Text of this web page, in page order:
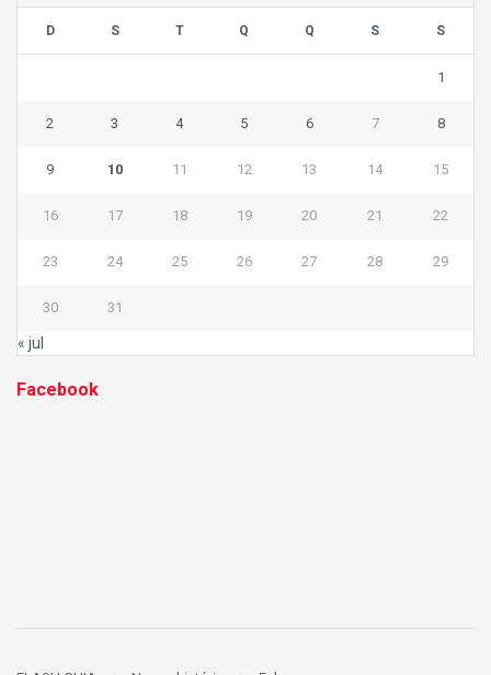
D S T Q Q S S
1
2 3 4 5 6 7 8
9 10 11 12 13 14 15
16 17 18 19 20 21 22
23 24 25 26 27 28 29
30 31
« jul
Facebook